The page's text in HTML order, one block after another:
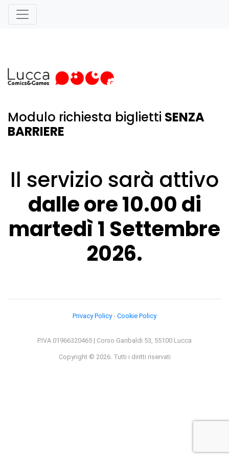
Modulo richiesta biglietti SENZA
BARRIERE
Il servizio sarà attivo
dalle ore 10.00 di
martedì 1 Settembre
2026.
Privacy Policy- Cookie Policy
P.IVA 01966320465 | Corso Garibaldi 53, 55100 Lucca
Copyright © 2026. Tutti i diritti riservati